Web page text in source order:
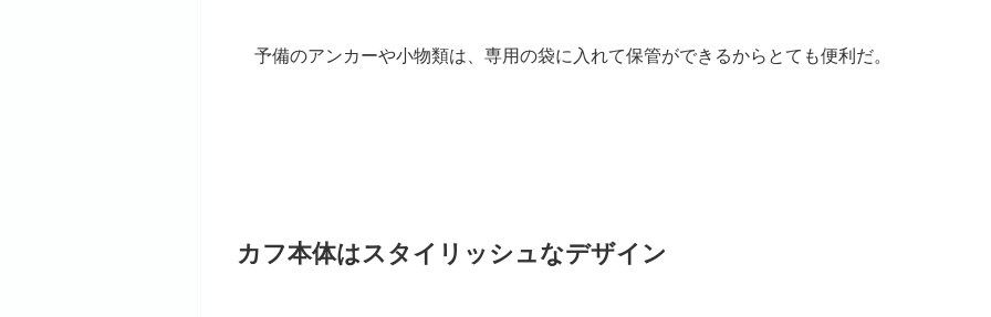
予備のアンカーや小物類は、専用の袋に入れて保管ができるからとても便利だ。
カフ本体はスタイリッシュなデザイン